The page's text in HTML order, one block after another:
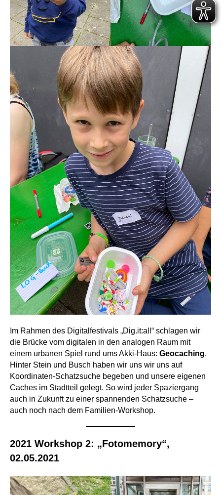
Im Rahmen des Digitalfestivals „Dig.it:all“ schlagen wir
die Brücke vom digitalen in den analogen Raum mit
einem urbanen Spiel rund ums Akki-Haus: Geocaching.
Hinter Stein und Busch haben wir uns wir uns auf
Koordinaten-Schatzsuche begeben und unsere eigenen
Caches im Stadtteil gelegt. So wird jeder Spaziergang
auch in Zukunft zu einer spannenden Schatzsuche –
auch noch nach dem Familien-Workshop.
2021 Workshop 2: „Fotomemory“,
02.05.2021